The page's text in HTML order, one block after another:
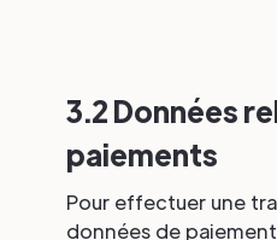
3.2 Données
paiements
Pour effectuer une
données de